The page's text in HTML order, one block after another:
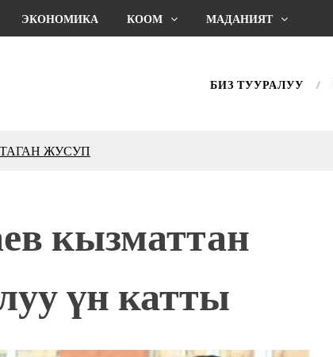
ЭКОНОМИКА КООМ МАДАНИЯТ
БИЗ ТУУРАЛУУ
ЖУСУП
союзунун
сыймык жана чоң
сөзсүз керек!”
Мээрим Мураталиева
Видео)
кызматтан
үн катты